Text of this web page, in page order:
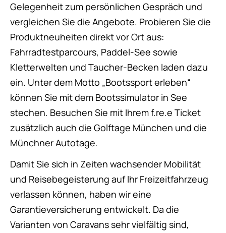
Gelegenheit zum persönlichen Gespräch und
vergleichen Sie die Angebote. Probieren Sie die
Produktneuheiten direkt vor Ort aus:
Fahrradtestparcours, Paddel-See sowie
Kletterwelten und Taucher-Becken laden dazu
ein. Unter dem Motto „Bootssport erleben“
können Sie mit dem Bootssimulator in See
stechen. Besuchen Sie mit Ihrem f.re.e Ticket
zusätzlich auch die Golftage München und die
Münchner Autotage.
Damit Sie sich in Zeiten wachsender Mobilität
und Reisebegeisterung auf Ihr Freizeitfahrzeug
verlassen können, haben wir eine
Garantieversicherung entwickelt. Da die
Varianten von Caravans sehr vielfältig sind,